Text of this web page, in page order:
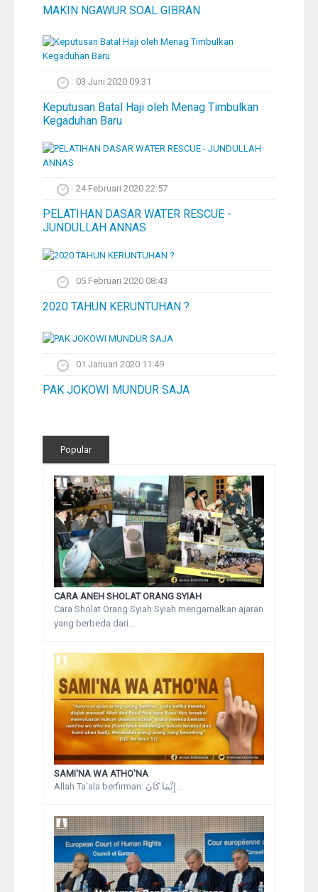
MAKIN NGAWUR SOAL GIBRAN
03 Juni 2020 09:31
Keputusan Batal Haji oleh Menag Timbulkan
Kegaduhan Baru
24 Februari 2020 22:57
PELATIHAN DASAR WATER RESCUE -
JUNDULLAH ANNAS
05 Februari 2020 08:43
2020 TAHUN KERUNTUHAN ?
01 Januari 2020 11:49
PAK JOKOWI MUNDUR SAJA
Popular
CARA ANEH SHOLAT ORANG SYIAH
Cara Sholat Orang Syiah Syiah mengamalkan ajaran
yang berbeda dari...
SAMI'NA WA ATHO'NA
Allah Ta'ala berfirman: إِنَّمَا كَانَ...